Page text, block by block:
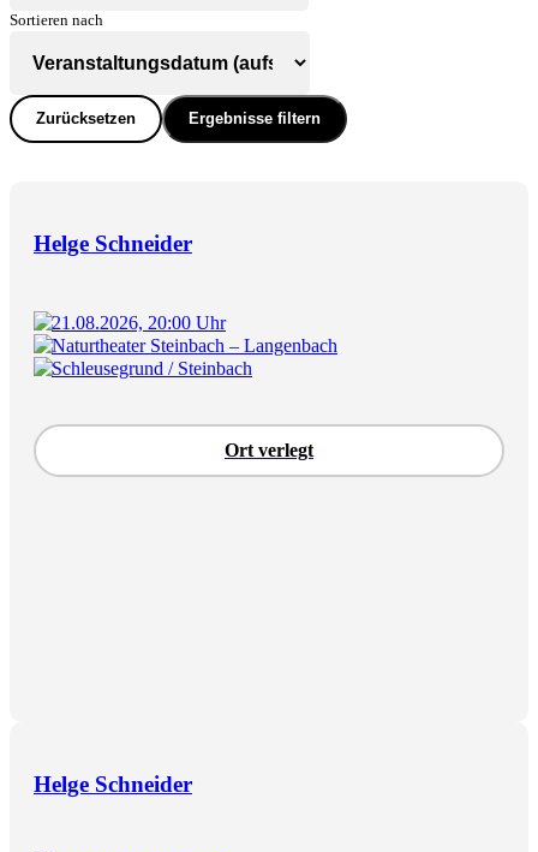
Sortieren nach
Zurücksetzen Ergebnisse filtern
Helge Schneider
21.08.2026, 20:00 Uhr
Naturtheater Steinbach – Langenbach
Schleusegrund / Steinbach
Ort verlegt
Helge Schneider